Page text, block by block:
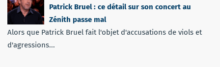
Patrick Bruel : ce détail sur son concert au
Zénith passe mal
Alors que Patrick Bruel fait l'objet d'accusations de viols et
d'agressions...